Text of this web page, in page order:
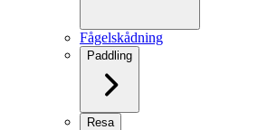
Fågelskådning
Paddling
Resa